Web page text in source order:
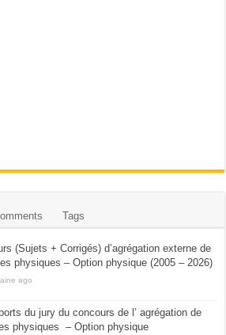
Tags
(Sujets + Corrigés) d’agrégation externe de
physiques – Option physique (2005 – 2026)
ago
du jury du concours de l’ agrégation de
physiques – Option physique